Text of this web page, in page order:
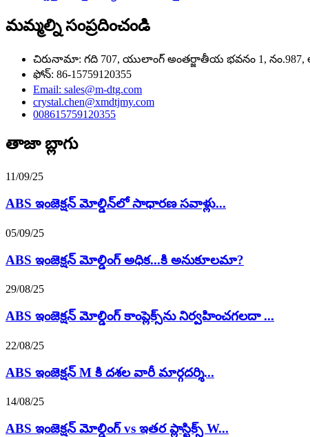
మమ్మల్ని సంప్రదించండి
చిరునామా: గది 707, యులాంగ్ అంతర్జాతీయ భవనం 1,
ఫోన్: 86-15759120355
Email: sales@m-dtg.com
crystal.chen@xmdtjmy.com
008615759120355
తాజా బ్లాగు
11/09/25
ABS ఇంజెక్షన్ మోల్డిన్‌లో సాధారణ సవాళ్లు...
05/09/25
ABS ఇంజెక్షన్ మోల్డింగ్ అధిక...కి అనుకూలమా?
29/08/25
ABS ఇంజెక్షన్ మోల్డింగ్ కాంప్లెక్స్‌ను నిర్వహించగలదా ...
22/08/25
ABS ఇంజెక్షన్ M కి దశల వారీ మార్గదర్శి...
14/08/25
ABS ఇంజెక్షన్ మోల్డింగ్ vs ఇతర ప్లాస్టిక్స్ W...